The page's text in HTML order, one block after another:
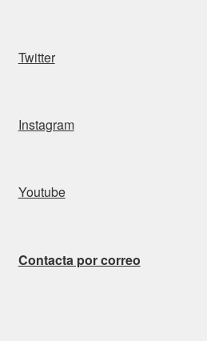
Twitter
Instagram
Youtube
Contacta por correo